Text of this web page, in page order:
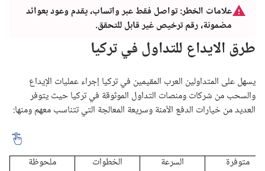
علامات الخطر: تواصل فقط عبر واتساب، يقدم وعود بعوائد
مضمونة، رقم ترخيص غير قابل للتحقق.
طرق الايداع للتداول في تركيا
يسهل على المتداولين العرب المقيمين في تركيا إجراء عمليات الإيداع
والسحب من شركات ومنصات التداول الموثوقة في تركيا حيث يتوفر
العديد من خيارات الدفع الآمنة وسريعة المعالجة التي تتناسب معهم ومنها:
ملحوظة الخطوات السرعة متوفرة